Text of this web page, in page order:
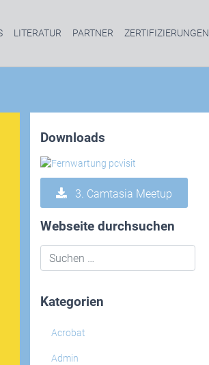
LITERATUR PARTNER ZERTIFIZIERUNGEN
Downloads
3. Camtasia Meetup
Webseite durchsuchen
Kategorien
Acrobat
Admin